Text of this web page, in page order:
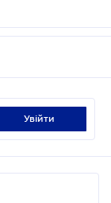
увійти